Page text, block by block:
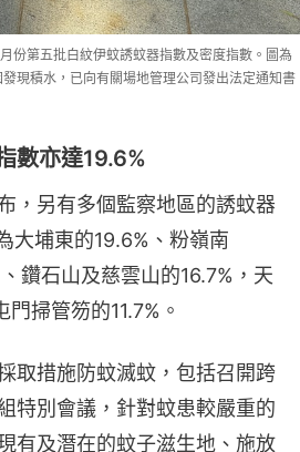
份第五批白紋伊蚊誘蚊器指數及密度指數。圖為
現積水，已向有關場地管理公司發出法定通知書
數亦達19.6%
，另有多個監察地區的誘蚊器
大埔東的19.6%、粉嶺南
鑽石山及慈雲山的16.7%，天
掃管笏的11.7%。
取措施防蚊滅蚊，包括召開跨
特別會議，針對蚊患較嚴重的
有及潛在的蚊子滋生地、施放